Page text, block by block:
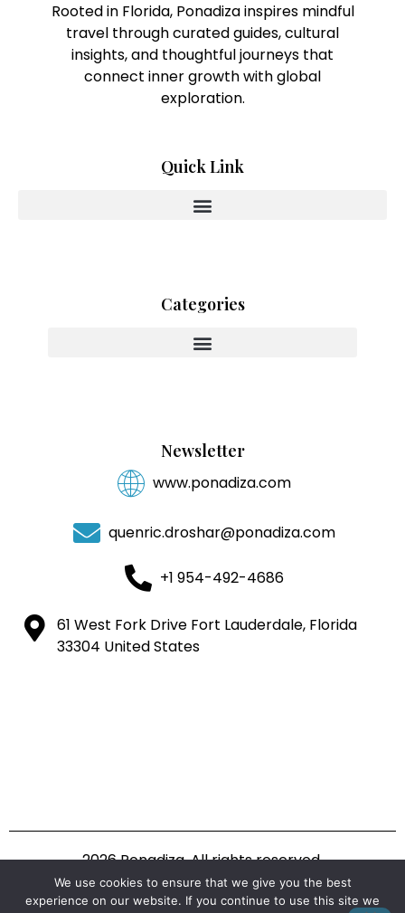
Rooted in Florida, Ponadiza inspires mindful
travel through curated guides, cultural
insights, and thoughtful journeys that
connect inner growth with global
exploration.
Quick Link
Categories
Newsletter
www.ponadiza.com
quenric.droshar@ponadiza.com
+1 954-492-4686
61 West Fork Drive Fort Lauderdale, Florida
33304 United States
2026 Ponadiza. All rights reserved.
We use cookies to ensure that we give you the best
experience on our website. If you continue to use this site we